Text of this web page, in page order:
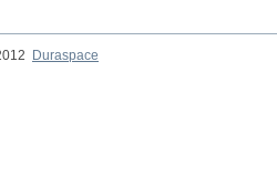
Duraspace